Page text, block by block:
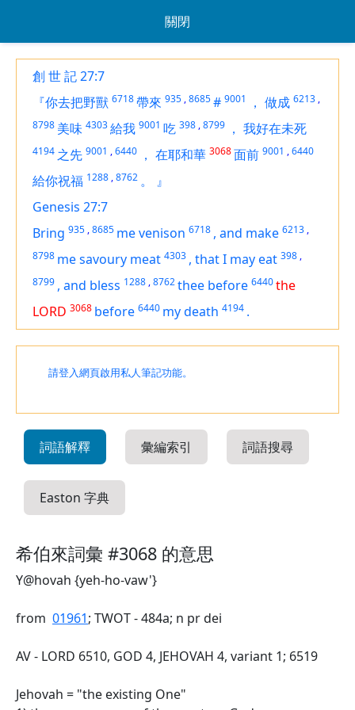
關閉
創 世 記 27:7
『你去把野獸 6718帶來 935 ,8685# 9001 ， 做成 6213 ,
8798 美味 4303給我 9001 吃 398 ,8799 ， 我好在未死
4194 之先 9001 ,6440 ， 在耶和華 3068面前 9001 ,6440
給你祝福 1288 ,8762 。
』
Genesis 27:7
Bring 935 ,8685 me venison 6718 , and make 6213 ,
8798 me savoury meat 4303 , that I may eat 398 ,
8799 , and bless 1288 ,8762thee before 6440the
LORD 3068 before 6440 my death 4194 .
請登入網頁啟用私人筆記功能。
詞語解釋 彙編索引 詞語搜尋
Easton 字典
希伯來詞彙 #3068 的意思
Y@hovah {yeh-ho-vaw'}
from 01961; TWOT - 484a; n pr dei
AV - LORD 6510, GOD 4, JEHOVAH 4, variant 1; 6519
Jehovah = "the existing One"